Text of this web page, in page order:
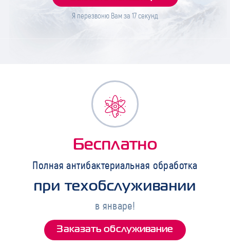
Я перезвоню Вам за 17секунд
Бесплатно
Полная антибактериальная обработка
при техобслуживании
в январе!
Заказать обслуживание